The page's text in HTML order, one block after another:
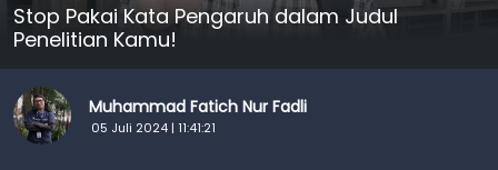
Stop Pakai Kata Pengaruh dalam Judul
Penelitian Kamu!
Muhammad Fatich Nur Fadli
05 Juli 2024 | 11:41:21